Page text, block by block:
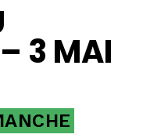
3 MAI